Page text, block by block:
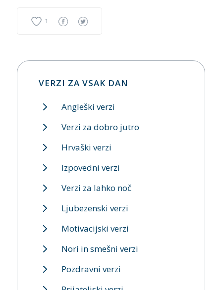
1
VERZI ZA VSAK DAN
Angleški verzi
Verzi za dobro jutro
Hrvaški verzi
Izpovedni verzi
Verzi za lahko noč
Ljubezenski verzi
Motivacijski verzi
Nori in smešni verzi
Pozdravni verzi